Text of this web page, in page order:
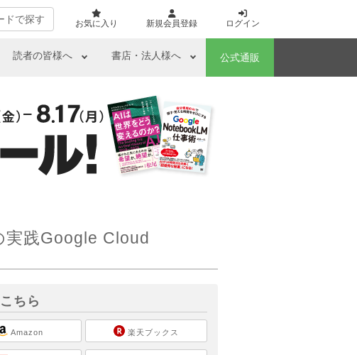
ドで探す お気に入り 新規会員登録 ログイン
読者の皆様へ 書店・法人様へ 公式通販
践Google Cloud
ちら
Amazon 楽天ブックス